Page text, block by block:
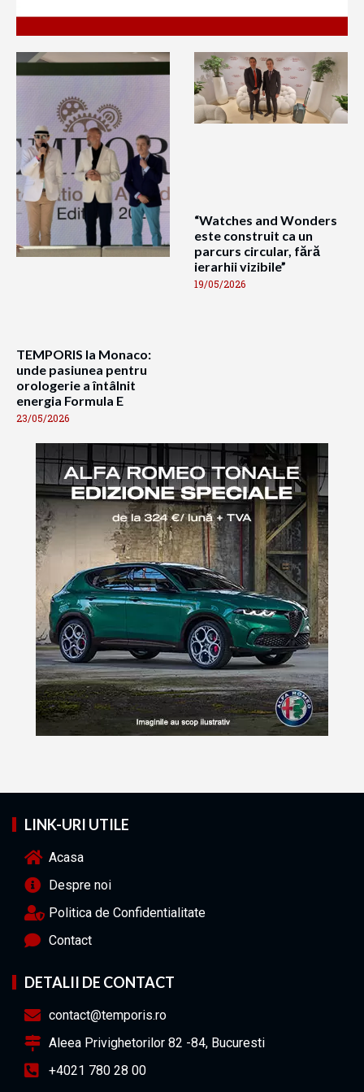
TEMPORIS la Monaco:
unde pasiunea pentru
orologerie a întâlnit
energia Formula E
23/05/2026
“Watches and Wonders
este construit ca un
parcurs circular, fără
ierarhii vizibile”
19/05/2026
LINK-URI UTILE
Acasa
Despre noi
Politica de Confidentialitate
Contact
DETALII DE CONTACT
contact@temporis.ro
Aleea Privighetorilor 82 -84, Bucuresti
+4021 780 28 00